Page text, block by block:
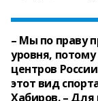
– Мы по праву
уровня,
центров
этот вид
Хабиров. –